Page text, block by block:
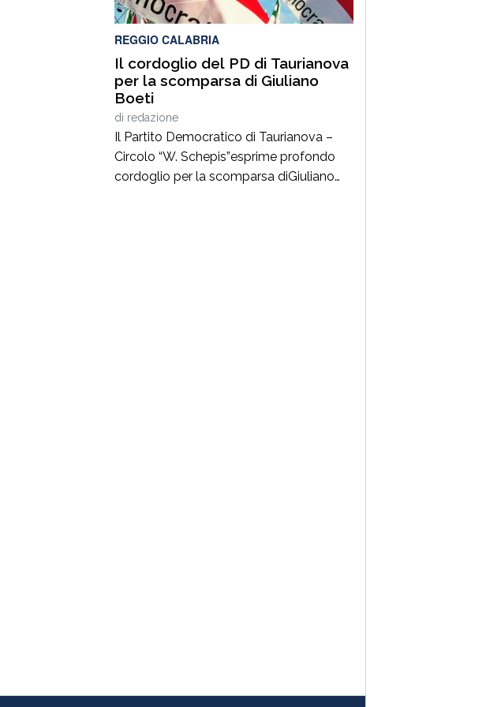
intervenuta all’incontro di presentazione
del libro “Realtà […]
REGGIO CALABRIA
Il cordoglio del PD di Taurianova
per la scomparsa di Giuliano
Boeti
di redazione
Il Partito Democratico di Taurianova –
Circolo “W. Schepis”esprime profondo
cordoglio per la scomparsa diGiuliano